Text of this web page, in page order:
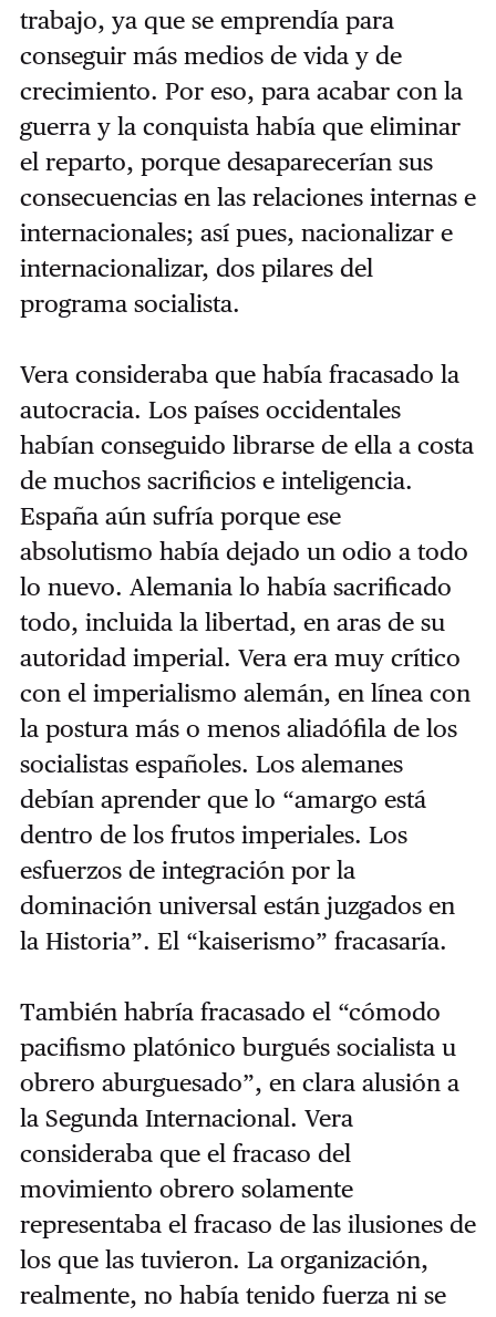
trabajo, ya que se emprendía para
conseguir más medios de vida y de
crecimiento. Por eso, para acabar con la
guerra y la conquista había que eliminar
el reparto, porque desaparecerían sus
consecuencias en las relaciones internas e
internacionales; así pues, nacionalizar e
internacionalizar, dos pilares del
programa socialista.
Vera consideraba que había fracasado la
autocracia. Los países occidentales
habían conseguido librarse de ella a costa
de muchos sacrificios e inteligencia.
España aún sufría porque ese
absolutismo había dejado un odio a todo
lo nuevo. Alemania lo había sacrificado
todo, incluida la libertad, en aras de su
autoridad imperial. Vera era muy crítico
con el imperialismo alemán, en línea con
la postura más o menos aliadófila de los
socialistas españoles. Los alemanes
debían aprender que lo “amargo está
dentro de los frutos imperiales. Los
esfuerzos de integración por la
dominación universal están juzgados en
la Historia”. El “kaiserismo” fracasaría.
También habría fracasado el “cómodo
pacifismo platónico burgués socialista u
obrero aburguesado”, en clara alusión a
la Segunda Internacional. Vera
consideraba que el fracaso del
movimiento obrero solamente
representaba el fracaso de las ilusiones de
los que las tuvieron. La organización,
realmente, no había tenido fuerza ni se